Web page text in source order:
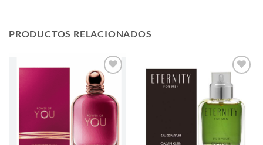
PRODUCTOS RELACIONADOS
AÑADIR
A LA
LISTA
DE
DESEOS
AÑADIR
LISTA
DE